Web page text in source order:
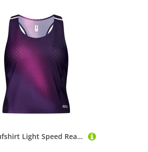
2XU Laufshirt Light Speed React Crop Singlet